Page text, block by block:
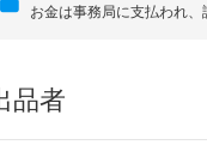
お金は事務局に支払われ
品者